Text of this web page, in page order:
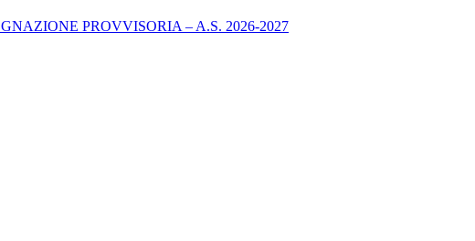
PROVVISORIA – A.S. 2026-2027